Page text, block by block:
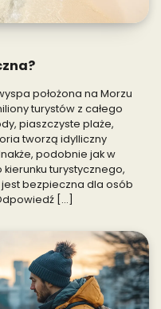
położona na Morzu
turystów z całego
piaszczyste plaże,
tworzą idylliczny
podobnie jak w
turystycznego,
bezpieczna dla osób
[…]